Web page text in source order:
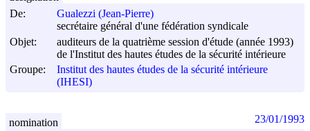
De:
Gualezzi (Jean-Pierre)
secrétaire général d'une fédération syndicale
Objet:
auditeurs de la quatrième session d'étude (année 1993)
de l'Institut des hautes études de la sécurité intérieure
Groupe:
Institut des hautes études de la sécurité intérieure
(IHESI)
nomination 23/01/1993